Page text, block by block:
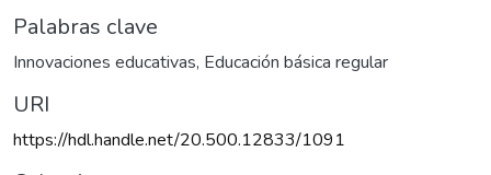
Palabras clave
Innovaciones educativas, Educación básica regular
URI
https://hdl.handle.net/20.500.12833/1091